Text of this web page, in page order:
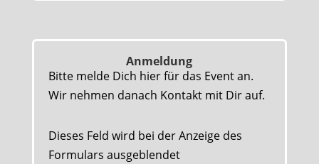
Anmeldung
Bitte melde Dich hier für das Event an.
Wir nehmen danach Kontakt mit Dir auf.
Dieses Feld wird bei der Anzeige des
Formulars ausgeblendet